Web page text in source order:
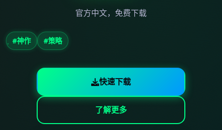
官方中文，免费下载
#神作 #策略
快速下载
了解更多